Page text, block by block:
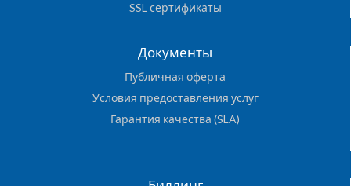
SSL сертификаты
Документы
Публичная оферта
Условия предоставления услуг
Гарантия качества (SLA)